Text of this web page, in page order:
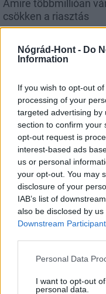
Nógrád-Hont - Do
Information
If you wish to opt-out
processing of your
targeted advertising by
section to confirm your
opt-out request is
interest-based ads
us or personal
your opt-out. You may
disclosure of your
IAB’s list of
also be disclosed by
Downstream
Please note that this
not limited to your visit
Personal Data
I want to opt-out
personal data.
Amire többmillióan
csökken a riasztás
Országos hírek
Kecskeméten is
Gál Ferenc Egyetem
MAGYAR ÉPÍTŐK